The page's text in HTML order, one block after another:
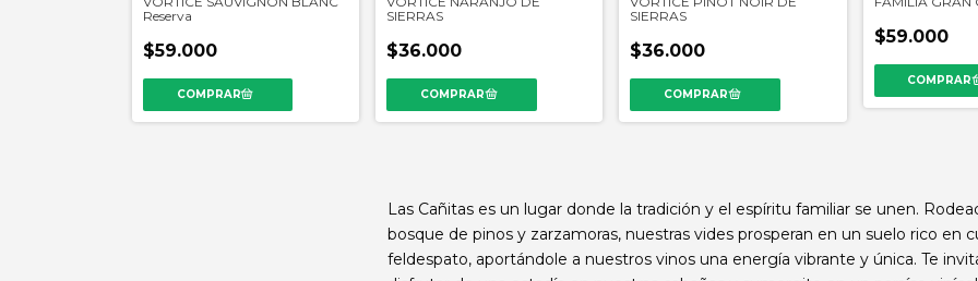
Reserva
$59.000
SIERRAS
$36.000
SIERRAS
$36.000
$59.000
Las Cañitas es un lugar donde la tradición y el espíritu familiar se unen.
bosque de pinos y zarzamoras, nuestras vides prosperan en un suelo rico en
feldespato, aportándole a nuestros vinos una energía vibrante y única. Te